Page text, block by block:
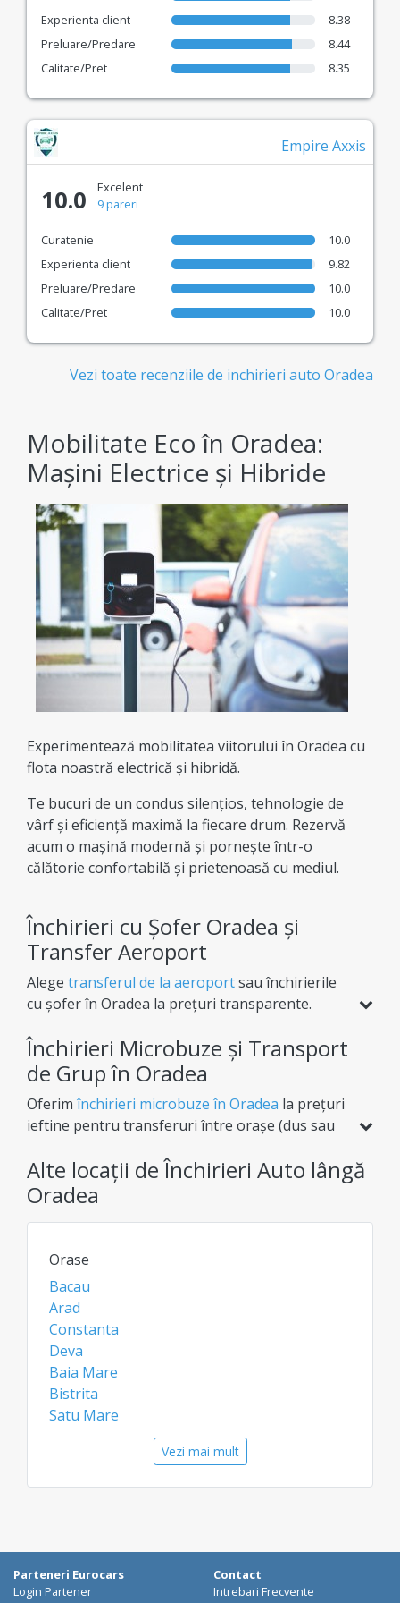
Experienta client
8.38
Preluare/Predare
8.44
Calitate/Pret
8.35
Empire Axxis
10.0
Excelent
9 pareri
Curatenie
10.0
Experienta client
9.82
Preluare/Predare
10.0
Calitate/Pret
10.0
Vezi toate recenziile de inchirieri auto Oradea
Mobilitate Eco în Oradea:
Mașini Electrice și Hibride
Experimentează mobilitatea viitorului în Oradea cu
flota noastră electrică și hibridă.
Te bucuri de un condus silențios, tehnologie de
vârf și eficiență maximă la fiecare drum. Rezervă
acum o mașină modernă și pornește într-o
călătorie confortabilă și prietenoasă cu mediul.
Închirieri cu Șofer Oradea și
Transfer Aeroport
Alege transferul de la aeroportsau închirierile
cu șofer în Oradea la prețuri transparente.
totală (dus sau dus-întors) pentru o experiență
de afaceri sau vacanță complet lipsită de griji.
Închirieri Microbuze și Transport
de Grup în Oradea
Oferim închirieri microbuze în Oradea la prețuri
ieftine pentru transferuri între orașe (dus sau
Spațiu generos pentru bagaje și condiții
premium, totul fără taxe ascunse la rezervare.
Alte locații de Închirieri Auto lângă
Oradea
Orase
Bacau
Arad
Constanta
Deva
Baia Mare
Bistrita
Satu Mare
Satu Mare Airport
Vezi mai mult
Parteneri Eurocars
Login Partener
Contact
Intrebari Frecvente